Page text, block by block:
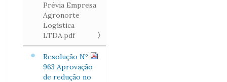
Prévia Empresa
Agronorte
Logística
LTDA.pdf
Resolução Nº
963 Aprovação
de redução no